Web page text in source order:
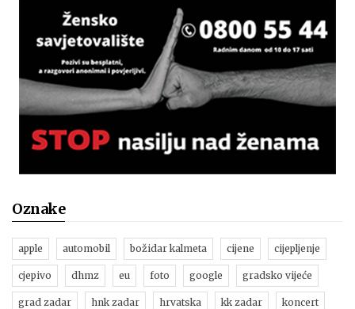
Oznake
apple automobil božidar kalmeta cijene cijepljenje
cjepivo dhmz eu foto google gradsko vijeće
grad zadar hnk zadar hrvatska kk zadar koncert